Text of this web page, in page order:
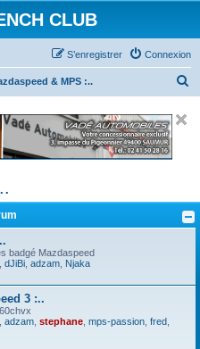
CLUB
Connexion
S’enregistrer
& MPS :..
c
h
badgé Mazdaspeed
dJiBi adzam Njaka
3 :..
adzam stephane mps-passion fred